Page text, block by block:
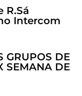
R.Sá
Intercom
GRUPOS DE
SEMANA DE